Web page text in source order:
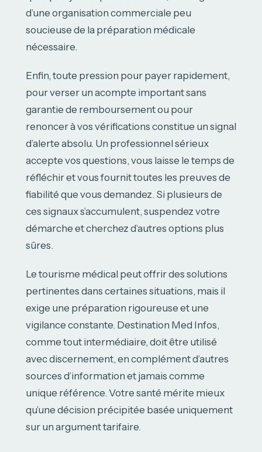
d’une organisation commerciale peu
soucieuse de la préparation médicale
nécessaire.
Enfin, toute pression pour payer rapidement,
pour verser un acompte important sans
garantie de remboursement ou pour
renoncer à vos vérifications constitue un signal
d’alerte absolu. Un professionnel sérieux
accepte vos questions, vous laisse le temps de
réfléchir et vous fournit toutes les preuves de
fiabilité que vous demandez. Si plusieurs de
ces signaux s’accumulent, suspendez votre
démarche et cherchez d’autres options plus
sûres.
Le tourisme médical peut offrir des solutions
pertinentes dans certaines situations, mais il
exige une préparation rigoureuse et une
vigilance constante. Destination Med Infos,
comme tout intermédiaire, doit être utilisé
avec discernement, en complément d’autres
sources d’information et jamais comme
unique référence. Votre santé mérite mieux
qu’une décision précipitée basée uniquement
sur un argument tarifaire.